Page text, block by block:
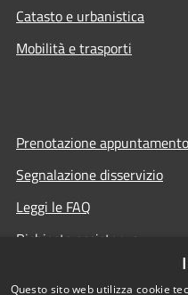
Catasto e urbanistica
Mobilità e trasporti
Prenotazione appuntamento
Segnalazione disservizio
Leggi le FAQ
Richiesta assistenza
Questo sito web utilizza cookie